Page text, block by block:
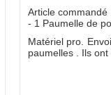
Article commandé
- 1 Paumelle de
Matériel pro.
paumelles . Ils ont